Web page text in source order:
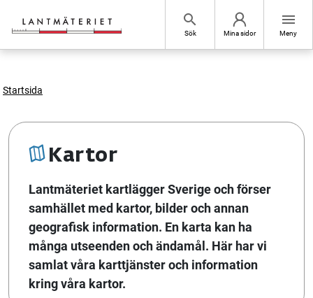
search
Sök Mina sidor
menu
Meny
Startsida
Kartor
Lantmäteriet kartlägger Sverige och förser
samhället med kartor, bilder och annan
geografisk information. En karta kan ha
många utseenden och ändamål. Här har vi
samlat våra karttjänster och information
kring våra kartor.